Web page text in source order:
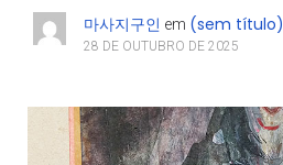
마사지구인 em (sem título)
28 DE OUTUBRO DE 2025